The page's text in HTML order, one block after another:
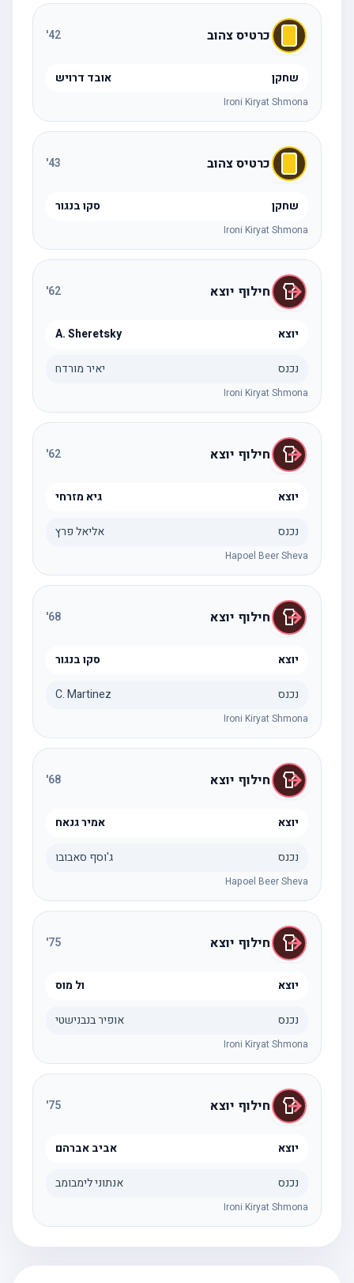
כרטיס צהוב 42
'
שחקן אובד דרויש
Ironi Kiryat Shmona
כרטיס צהוב 43
'
שחקן סקו בנגור
Ironi Kiryat Shmona
חילוף יוצא 62
'
יוצא A. Sheretsky
נכנס יאיר מורדח
Ironi Kiryat Shmona
חילוף יוצא 62
'
יוצא גיא מזרחי
נכנס אליאל פרץ
Hapoel Beer Sheva
חילוף יוצא 68
'
יוצא סקו בנגור
נכנס C. Martinez
Ironi Kiryat Shmona
חילוף יוצא 68
'
יוצא אמיר גנאח
נכנס ג'וסף סאבובו
Hapoel Beer Sheva
חילוף יוצא 75
'
יוצא ול מוס
נכנס אופיר בנבנישטי
Ironi Kiryat Shmona
חילוף יוצא 75
'
יוצא אביב אברהם
נכנס אנתוני לימבומב
Ironi Kiryat Shmona